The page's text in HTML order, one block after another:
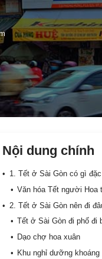
Nội dung chính
1. Tết ở Sài Gòn có gì
Văn hóa Tết người Hoa
2. Tết ở Sài Gòn nên đi
Tết ở Sài Gòn đi phố đi
Dạo chợ hoa xuân
Khu nghỉ dưỡng